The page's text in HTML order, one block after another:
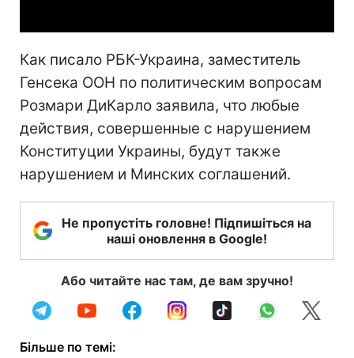
Как писало РБК-Украина, заместитель
Генсека ООН по политическим вопросам
Розмари ДиКарло заявила, что любые
действия, совершенные с нарушением
Конституции Украины, будут также
нарушением и Минских соглашений.
Не пропустіть головне! Підпишіться на
наші оновлення в Google!
Або читайте нас там, де вам зручно!
Більше по темі: